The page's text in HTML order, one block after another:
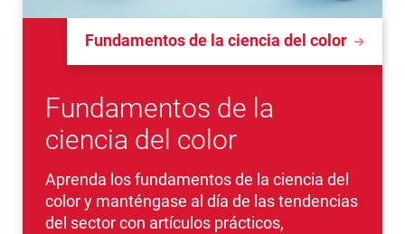
Fundamentos de la ciencia del color
Fundamentos de la
ciencia del color
Aprenda los fundamentos de la ciencia del
color y manténgase al día de las tendencias
del sector con artículos prácticos,